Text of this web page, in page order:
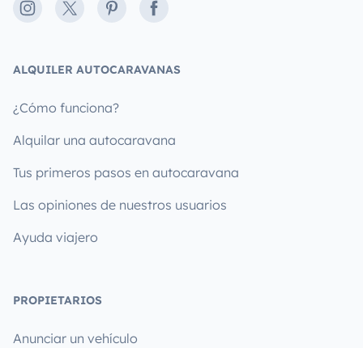
Instagram
X PinterestFacebook
ALQUILER AUTOCARAVANAS
¿Cómo funciona?
Alquilar una autocaravana
Tus primeros pasos en autocaravana
Las opiniones de nuestros usuarios
Ayuda viajero
PROPIETARIOS
Anunciar un vehículo